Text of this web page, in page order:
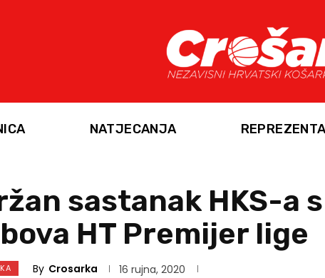
NATJECANJA
sastanak HKS-a
HT Premijer lige
By Crosarka 16 rujna, 2020